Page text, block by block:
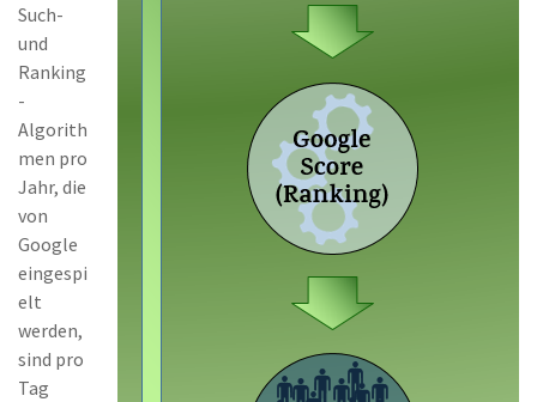
Such-
und
Ranking
-
Algorith
men pro
Jahr, die
von
Google
eingespi
elt
werden,
sind pro
Tag